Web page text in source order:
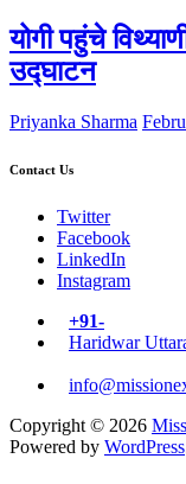
योगी पहुंचे
उद्घाटन
Priyanka Sharma
Contact Us
Twitter
Facebook
LinkedIn
Instagram
+91-
Haridwar
Copyright © 2026
Powered by WordPress